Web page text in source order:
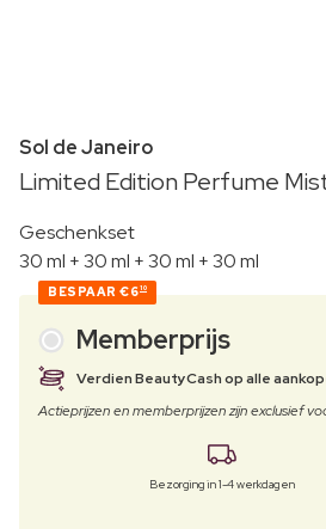
Sol de Janeiro
Limited Edition Perfume
Geschenkset
30 ml + 30 ml + 30 ml + 30 ml
BESPAAR €610
Memberprijs
Verdien BeautyCash op alle
Actieprijzen en memberprijzen zijn exclusief
Bezorging in 1-4 werkdagen